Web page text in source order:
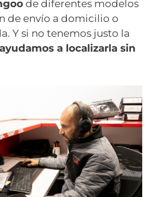
de diferentes modelos
de envío a domicilio o
Y si no tenemos justo la
a localizarla sin